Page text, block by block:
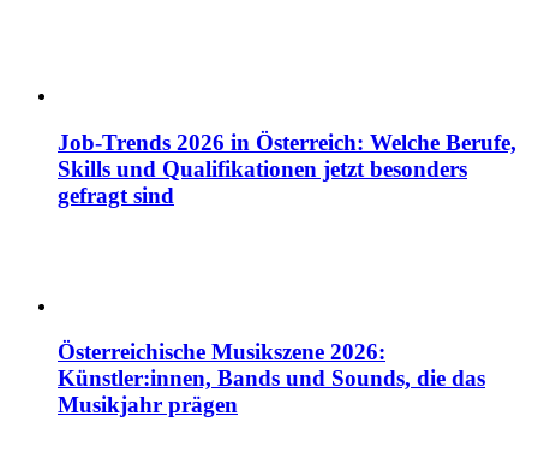
Job-Trends 2026 in Österreich: Welche Berufe,
Skills und Qualifikationen jetzt besonders
gefragt sind
Österreichische Musikszene 2026:
Künstler:innen, Bands und Sounds, die das
Musikjahr prägen